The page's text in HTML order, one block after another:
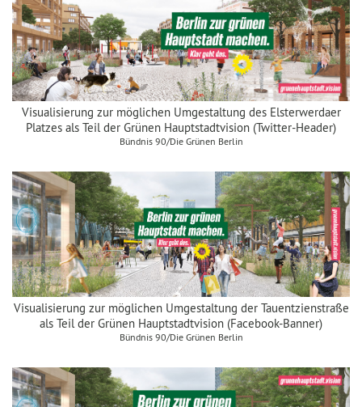
Visualisierung zur möglichen Umgestaltung des Elsterwerdaer
Platzes als Teil der Grünen Hauptstadtvision (Twitter-Header)
Bündnis 90/Die Grünen Berlin
Visualisierung zur möglichen Umgestaltung der Tauentzienstraße
als Teil der Grünen Hauptstadtvision (Facebook-Banner)
Bündnis 90/Die Grünen Berlin